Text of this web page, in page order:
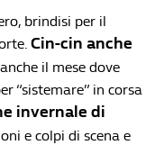
brindisi per il
Cin-cin anche
il mese dove
“sistemare” in corsa
invernale di
e colpi di scena e